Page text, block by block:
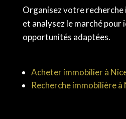
Organisez votre recherche
et analysez le marché pour
opportunités adaptées.
Acheter immobilier à
Recherche immobilière à